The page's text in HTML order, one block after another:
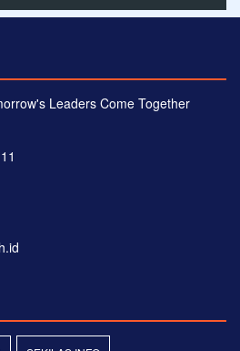
Leaders Come Together